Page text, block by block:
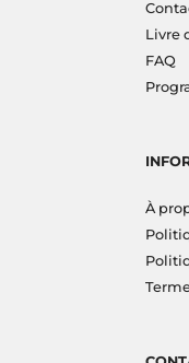
Livre
FAQ
À